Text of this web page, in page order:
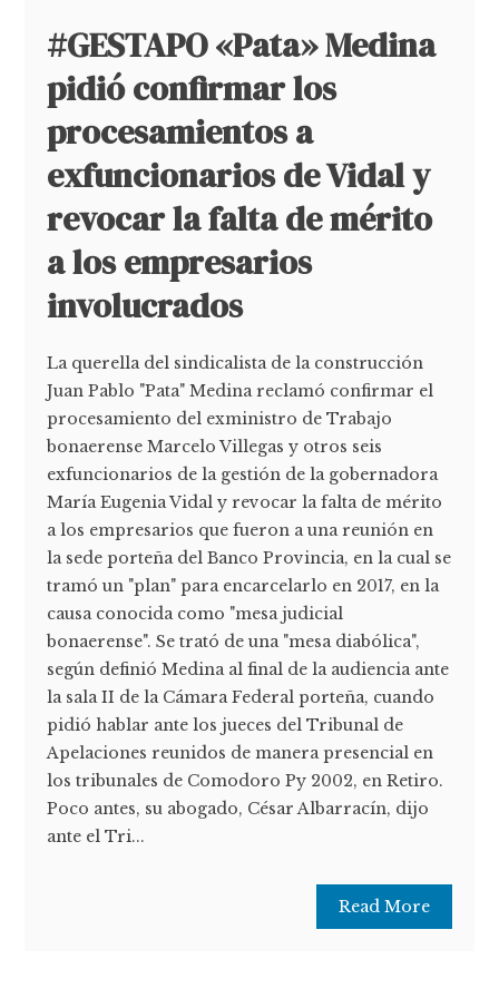
#GESTAPO «Pata» Medina
pidió confirmar los
procesamientos a
exfuncionarios de Vidal y
revocar la falta de mérito
a los empresarios
involucrados
La querella del sindicalista de la construcción
Juan Pablo "Pata" Medina reclamó confirmar el
procesamiento del exministro de Trabajo
bonaerense Marcelo Villegas y otros seis
exfuncionarios de la gestión de la gobernadora
María Eugenia Vidal y revocar la falta de mérito
a los empresarios que fueron a una reunión en
la sede porteña del Banco Provincia, en la cual se
tramó un "plan" para encarcelarlo en 2017, en la
causa conocida como "mesa judicial
bonaerense". Se trató de una "mesa diabólica",
según definió Medina al final de la audiencia ante
la sala II de la Cámara Federal porteña, cuando
pidió hablar ante los jueces del Tribunal de
Apelaciones reunidos de manera presencial en
los tribunales de Comodoro Py 2002, en Retiro.
Poco antes, su abogado, César Albarracín, dijo
ante el Tri...
Read More